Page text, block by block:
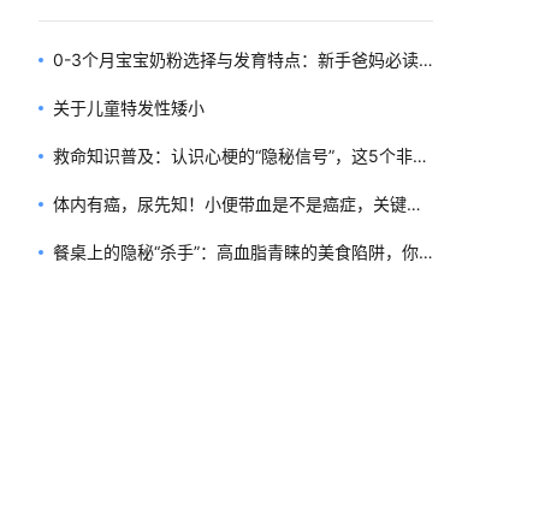
0-3个月宝宝奶粉选择与发育特点：新手爸妈必读
指南
关于儿童特发性矮小
救命知识普及：认识心梗的“隐秘信号”，这5个非典
型症状可能是救命线索！
体内有癌，尿先知！小便带血是不是癌症，关键看
这几点！
餐桌上的隐秘“杀手”：高血脂青睐的美食陷阱，你